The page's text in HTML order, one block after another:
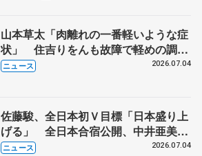
山本草太「肉離れの一番軽いような症
状」 住吉りをんも故障で軽めの調
整 全日本シニア強化合宿
ニュース 2026.07.04
佐藤駿、全日本初Ｖ目標「日本盛り上
げる」 全日本合宿公開、中井亜美
「表現の幅広げる」 元世界王者のフ
ニュース 2026.07.04